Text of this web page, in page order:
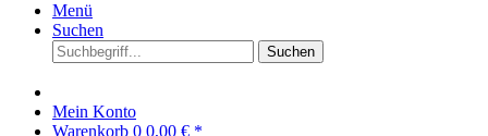
Menü
Suchen
Suchen
Mein Konto
Warenkorb 0 0,00 € *